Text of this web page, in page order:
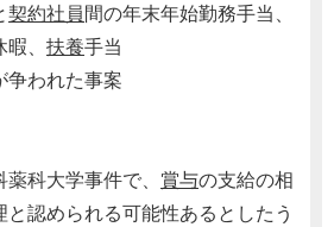
契約社員間の年末年始勤務手当、
、 扶養手当
争われた事案
科大学事件で、 賞与の支給の相
認められる可能性あるとしたう